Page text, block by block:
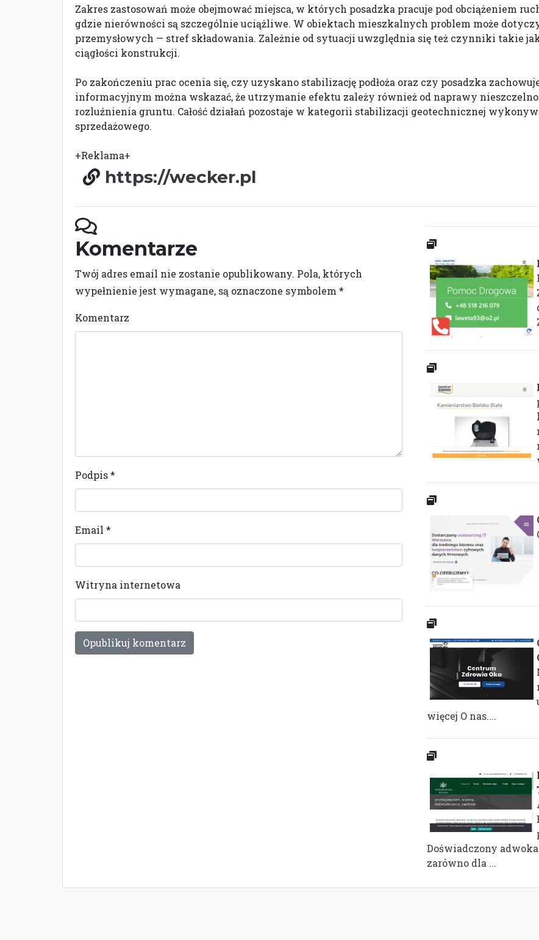
Zakres zastosowań może obejmować miejsca, w których posadzka pracuje pod obciążeniem
gdzie nierówności są szczególnie uciążliwe. W obiektach mieszkalnych problem może
przemysłowych — stref składowania. Zależnie od sytuacji uwzględnia się też czynniki takie
ciągłości konstrukcji.
Po zakończeniu prac ocenia się, czy uzyskano stabilizację podłoża oraz czy posadzka
informacyjnym można wskazać, że utrzymanie efektu zależy również od naprawy
rozluźnienia gruntu. Całość działań pozostaje w kategorii stabilizacji geotechnicznej
sprzedażowego.
+Reklama+
https://wecker.pl
Komentarze
Twój adres email nie zostanie opublikowany. Pola, których
wypełnienie jest wymagane, są oznaczone symbolem *
Komentarz
Podpis*
Email *
Witryna internetowa
więcej O nas....
Doświadczony
zarówno dla ...